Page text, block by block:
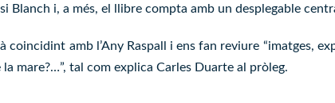
Blanch i, a més, el llibre compta amb un desplegable
coincidint amb l’Any Raspall i ens fan reviure “imatges,
mare?…”, tal com explica Carles Duarte al pròleg.